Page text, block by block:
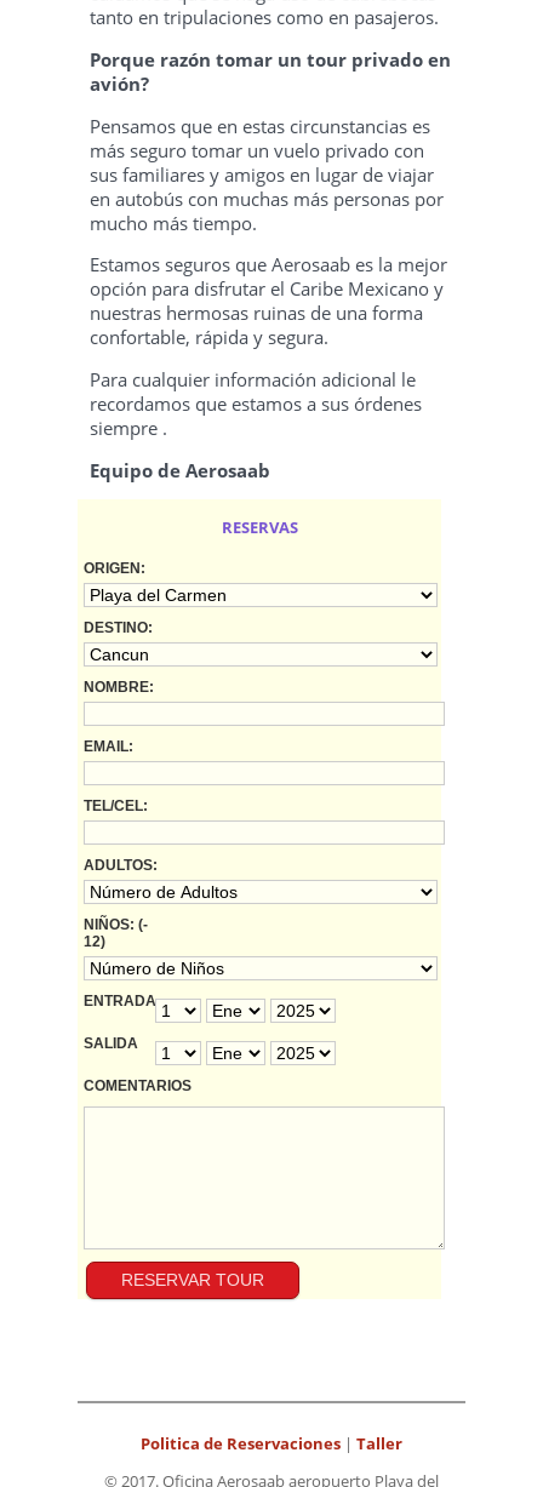
tanto en tripulaciones como en pasajeros.
Porque razón tomar un tour privado en
avión?
Pensamos que en estas circunstancias es
más seguro tomar un vuelo privado con
sus familiares y amigos en lugar de viajar
en autobús con muchas más personas por
mucho más tiempo.
Estamos seguros que Aerosaab es la mejor
opción para disfrutar el Caribe Mexicano y
nuestras hermosas ruinas de una forma
confortable, rápida y segura.
Para cualquier información adicional le
recordamos que estamos a sus órdenes
siempre .
Equipo de Aerosaab
RESERVAS
ORIGEN:
DESTINO:
NOMBRE:
EMAIL:
TEL/CEL:
ADULTOS:
NIÑOS: (-
12)
ENTRADA
SALIDA
COMENTARIOS
Politica de Reservaciones | Taller
© 2017. Oficina Aerosaab aeropuerto Playa del